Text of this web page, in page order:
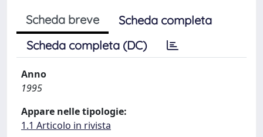
Scheda breve
Scheda completa
Scheda completa (DC)
Anno
1995
Appare nelle tipologie:
1.1 Articolo in rivista